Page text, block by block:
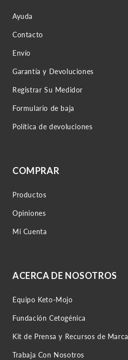
Ayuda
Contacto
Envío
Garantía y Devoluciones
Registrar Su Medidor
Formulario de baja
Política de devoluciones
COMPRAR
Productos
Opiniones
Mi Cuenta
ACERCA DE NOSOTROS
Equipo Keto-Mojo
Fundación Cetogénica
Kit de Prensa y Recursos de Marca
Trabaja Con Nosotros